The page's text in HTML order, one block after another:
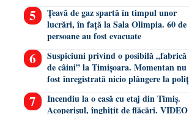
Țeavă de gaz spartă în timpul unor
lucrări, în față la Sala Olimpia. 60 de
persoane au fost evacuate
Suspiciuni privind o posibilă „fabrică
de câini” la Timișoara. Momentan nu
fost înregistrată nicio plângere la
Incendiu la o casă cu etaj din Timiș.
Acoperișul, înghițit de flăcări. VIDEO